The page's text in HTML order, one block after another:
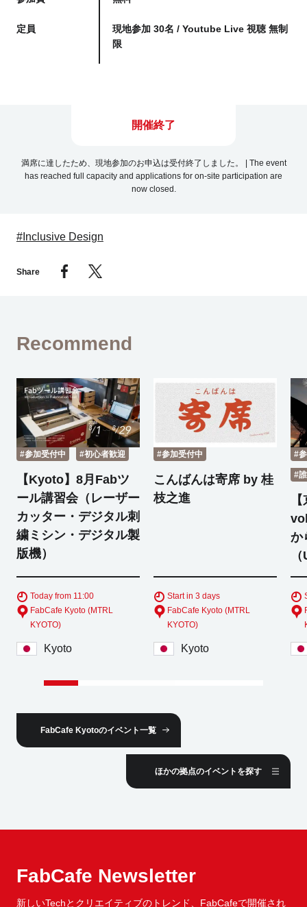
定員
現地参加 30名 / Youtube Live 視聴 無制
限
開催終了
満席に達したため、現地参加のお申込は受付終了しました。 | The event
has reached full capacity and applications for on-site participation are
now closed.
#Inclusive Design
Share
Recommend
#参加受付中 #初心者歓迎
【Kyoto】8月Fabツ
ール講習会（レーザー
カッター・デジタル刺
繍ミシン・デジタル製
版機）
Today from 11:00
FabCafe Kyoto (MTRL
KYOTO)
Kyoto
#参加受付中
こんばんは寄席 by 桂
枝之進
Start in 3 days
FabCafe Kyoto (MTRL
KYOTO)
Kyoto
#
#
か
FabCafe Kyotoのイベント一覧
ほかの拠点のイベントを探す
FabCafe Newsletter
新しいTechとクリエイティブのトレンド、 FabCafeで開催され